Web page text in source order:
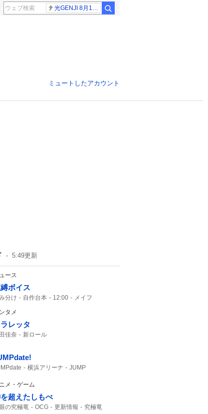
光GENJI 8月19日
ミュートしたアカウント
5:49更新
ース
ボイス
分け 自作台本 12:00
メイフ
タメ
レッタ
佳奈 新ロール
横浜アリーナ JUMP
メ・ゲーム
超えたしもべ
の究極竜 OCG 更新情報 究極竜